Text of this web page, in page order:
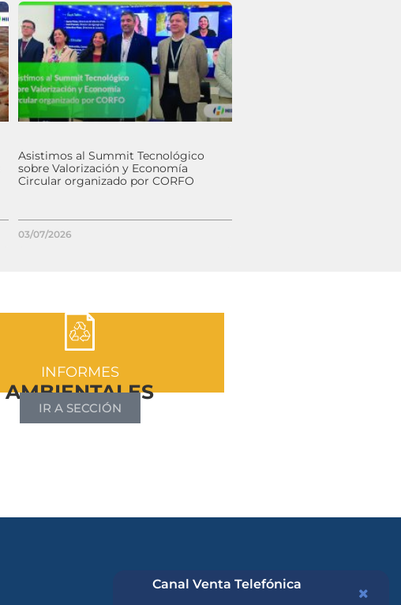
Canal Venta Telefónica
Asistimos al Summit Tecnológico
sobre Valorización y Economía
Circular organizado por CORFO
03/07/2026
INFORMES
AMBIENTALES
IR A SECCIÓN